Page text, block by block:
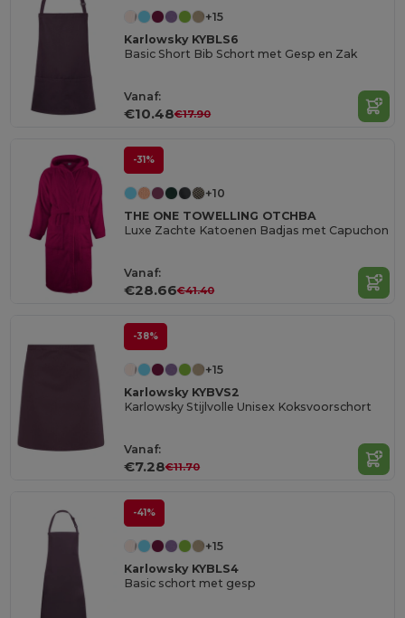
+15
Karlowsky KYBLS6
Basic Short Bib Schort met Gesp en Zak
Vanaf:
€10.48€17.90
-31%
+10
THE ONE TOWELLING OTCHBA
Luxe Zachte Katoenen Badjas met Capuchon
Vanaf:
€28.66€41.40
-38%
+15
Karlowsky KYBVS2
Karlowsky Stijlvolle Unisex Koksvoorschort
Vanaf:
€7.28€11.70
-41%
+15
Karlowsky KYBLS4
Basic schort met gesp